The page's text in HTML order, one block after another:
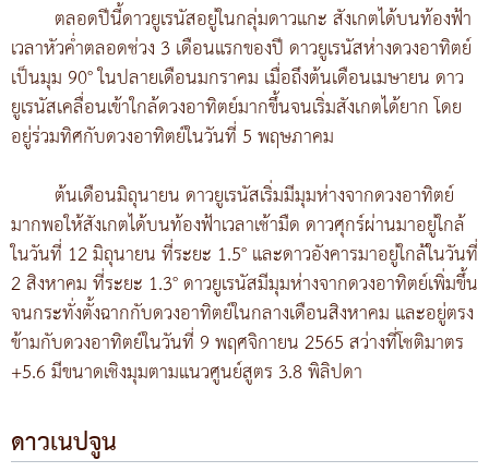
ตลอดปีนี้ดาวยูเรนัสอยู่ในกลุ่มดาวแกะ สังเกตได้บนท้องฟ้า
เวลาหัวค่ำตลอดช่วง 3 เดือนแรกของปี ดาวยูเรนัสห่างดวงอาทิตย์
เป็นมุม 90° ในปลายเดือนมกราคม เมื่อถึงต้นเดือนเมษายน ดาว
ยูเรนัสเคลื่อนเข้าใกล้ดวงอาทิตย์มากขึ้นจนเริ่มสังเกตได้ยาก โดย
อยู่ร่วมทิศกับดวงอาทิตย์ในวันที่ 5 พฤษภาคม
ต้นเดือนมิถุนายน ดาวยูเรนัสเริ่มมีมุมห่างจากดวงอาทิตย์
มากพอให้สังเกตได้บนท้องฟ้าเวลาเช้ามืด ดาวศุกร์ผ่านมาอยู่ใกล้
ในวันที่ 12 มิถุนายน ที่ระยะ 1.5° และดาวอังคารมาอยู่ใกล้ในวันที่
2 สิงหาคม ที่ระยะ 1.3° ดาวยูเรนัสมีมุมห่างจากดวงอาทิตย์เพิ่มขึ้น
จนกระทั่งตั้งฉากกับดวงอาทิตย์ในกลางเดือนสิงหาคม และอยู่ตรง
ข้ามกับดวงอาทิตย์ในวันที่ 9 พฤศจิกายน 2565 สว่างที่โชติมาตร
+5.6 มีขนาดเชิงมุมตามแนวศูนย์สูตร 3.8 พิลิปดา
ดาวเนปจูน